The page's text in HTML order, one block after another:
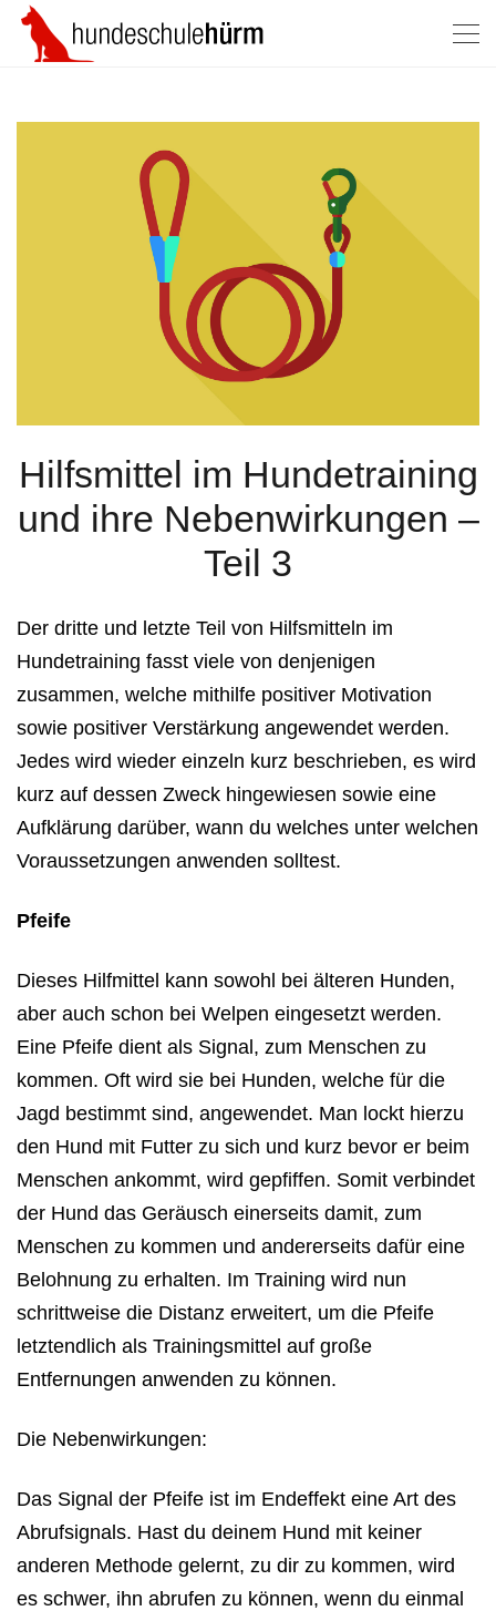
Hilfsmittel im Hundetraining
und ihre Nebenwirkungen –
Teil 3
Der dritte und letzte Teil von Hilfsmitteln im
Hundetraining fasst viele von denjenigen
zusammen, welche mithilfe positiver Motivation
sowie positiver Verstärkung angewendet werden.
Jedes wird wieder einzeln kurz beschrieben, es wird
kurz auf dessen Zweck hingewiesen sowie eine
Aufklärung darüber, wann du welches unter welchen
Voraussetzungen anwenden solltest.
Pfeife
Dieses Hilfmittel kann sowohl bei älteren Hunden,
aber auch schon bei Welpen eingesetzt werden.
Eine Pfeife dient als Signal, zum Menschen zu
kommen. Oft wird sie bei Hunden, welche für die
Jagd bestimmt sind, angewendet. Man lockt hierzu
den Hund mit Futter zu sich und kurz bevor er beim
Menschen ankommt, wird gepfiffen. Somit verbindet
der Hund das Geräusch einerseits damit, zum
Menschen zu kommen und andererseits dafür eine
Belohnung zu erhalten. Im Training wird nun
schrittweise die Distanz erweitert, um die Pfeife
letztendlich als Trainingsmittel auf große
Entfernungen anwenden zu können.
Die Nebenwirkungen:
Das Signal der Pfeife ist im Endeffekt eine Art des
Abrufsignals. Hast du deinem Hund mit keiner
anderen Methode gelernt, zu dir zu kommen, wird
es schwer, ihn abrufen zu können, wenn du einmal